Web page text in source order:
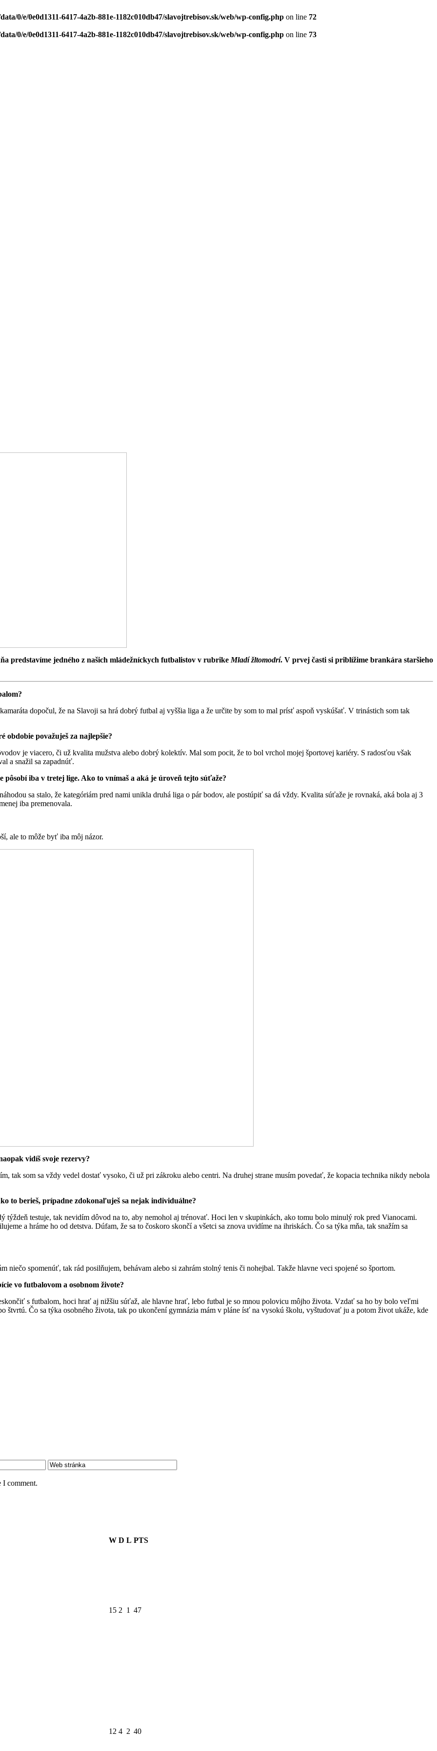
0/e/0e0d1311-6417-4a2b-881e-1182c010db47/slavojtrebisov.sk/web/wp-config.php on line 72
0/e/0e0d1311-6417-4a2b-881e-1182c010db47/slavojtrebisov.sk/web/wp-config.php on line 73
predstavíme jedného z našich mládežníckych futbalistov v rubrike Mladí žltomodrí. V prvej časti si priblížime brankára staršieho
dopočul, že na Slavoji sa hrá dobrý futbal aj vyššia liga a že určite by som to mal prísť aspoň vyskúšať. V trinástich som tak
obdobie považuješ za najlepšie?
je viacero, či už kvalita mužstva alebo dobrý kolektív. Mal som pocit, že to bol vrchol mojej športovej kariéry. S radosťou však
a snažil sa zapadnúť.
iba v tretej lige. Ako to vnímaš a aká je úroveň tejto súťaže?
sa stalo, že kategóriám pred nami unikla druhá liga o pár bodov, ale postúpiť sa dá vždy. Kvalita súťaže je rovnaká, aká bola aj 3
iba premenovala.
ale to môže byť iba môj názor.
vidíš svoje rezervy?
tak som sa vždy vedel dostať vysoko, či už pri zákroku alebo centri. Na druhej strane musím povedať, že kopacia technika nikdy nebola
to berieš, prípadne zdokonaľuješ sa nejak individuálne?
testuje, tak nevidím dôvod na to, aby nemohol aj trénovať. Hoci len v skupinkách, ako tomu bolo minulý rok pred Vianocami.
a hráme ho od detstva. Dúfam, že sa to čoskoro skončí a všetci sa znova uvidíme na ihriskách. Čo sa týka mňa, tak snažím sa
spomenúť, tak rád posilňujem, behávam alebo si zahrám stolný tenis či nohejbal. Takže hlavne veci spojené so športom.
vo futbalovom a osobnom živote?
s futbalom, hoci hrať aj nižšiu súťaž, ale hlavne hrať, lebo futbal je so mnou polovicu môjho života. Vzdať sa ho by bolo veľmi
štvrtú. Čo sa týka osobného života, tak po ukončení gymnázia mám v pláne ísť na vysokú školu, vyštudovať ju a potom život ukáže, kde
I comment.
W D L PTS
15 2 1 47
12 4 2 40